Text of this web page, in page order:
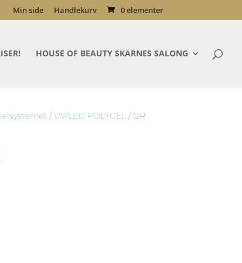
Min side Handlekurv 0 elementer
HOUSE OF BEAUTY SKARNES SALONG
/ UV/LED POLYGEL / GR